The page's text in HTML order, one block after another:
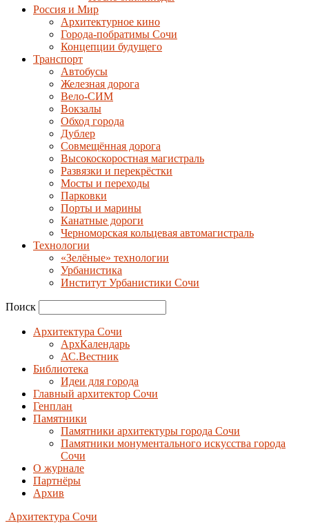
Россия и Мир
Архитектурное кино
Города-побратимы Сочи
Концепции будущего
Транспорт
Автобусы
Железная дорога
Вело-СИМ
Вокзалы
Обход города
Дублер
Совмещённая дорога
Высокоскоростная магистраль
Развязки и перекрёстки
Мосты и переходы
Парковки
Порты и марины
Канатные дороги
Черноморская кольцевая автомагистраль
Технологии
«Зелёные» технологии
Урбанистика
Институт Урбанистики Сочи
Поиск
Архитектура Сочи
АрхКалендарь
АС.Вестник
Библиотека
Идеи для города
Главный архитектор Сочи
Генплан
Памятники
Памятники архитектуры города Сочи
Памятники монументального искусства города
Сочи
О журнале
Партнёры
Архив
Архитектура Сочи